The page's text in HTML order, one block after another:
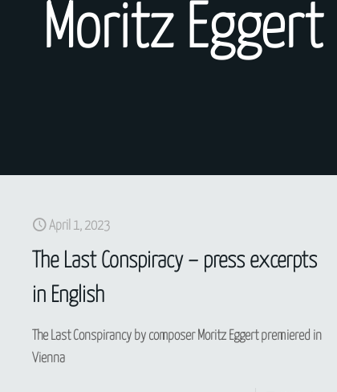
Moritz Eggert
April 1, 2023
The Last Conspiracy – press excerpts
in English
The Last Conspirancy by composer Moritz Eggert premiered in
Vienna